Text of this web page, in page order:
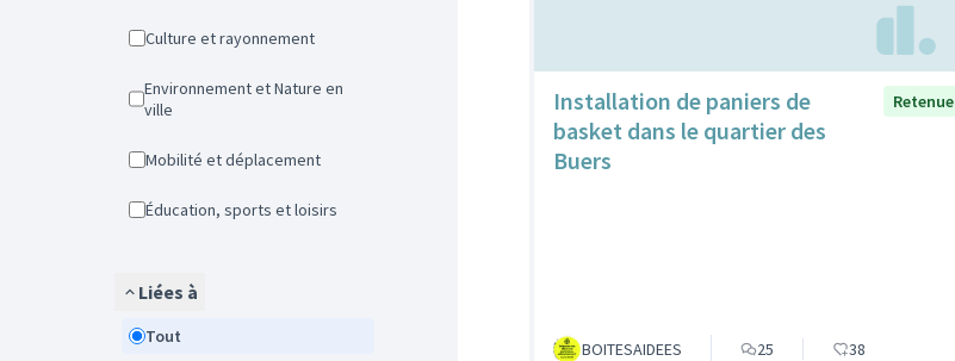
Culture et rayonnement
Environnement et Nature en
ville
Mobilité et déplacement
Éducation, sports et loisirs
Liées à
Tout
Installation de paniers de
basket dans le quartier des
Buers
Retenue
BOITESAIDEES 25 38